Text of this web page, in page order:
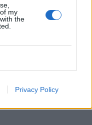
my
the
Privacy Policy